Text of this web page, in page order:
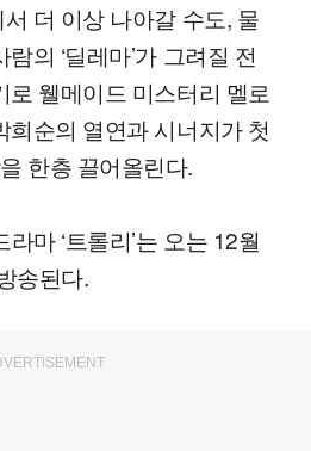
더 이상 나아갈 수도, 물
의 ‘딜레마’가 그려질 전
로 웰메이드 미스터리 멜로
희순의 열연과 시너지가 첫
한층 끌어올린다.
마 ‘트롤리’는 오는 12월
송된다.